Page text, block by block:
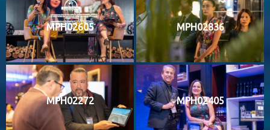
MPH02605 MPH02836
MPH02272 MPH02405